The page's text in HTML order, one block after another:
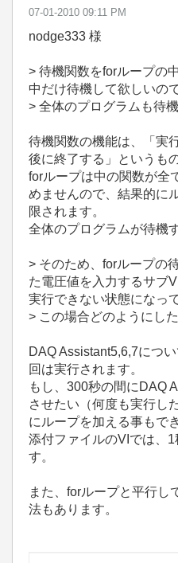
‎07-01-2010 09:11 PM
nodge333 様
> 待機関数をforループの
中だけ待機して欲しいの
> 全体のプログラムも待
待機関数の機能は、「実
後に終了する」というも
forループは中の関数が全
めませんので、結果的に
限されます。
全体のプログラムが待機
> そのため、forループの
た電圧値を入力するサブ
実行できない状態になっ
> この場合どのようにし
DAQ Assistant5,6,7につ
回は実行されます。
もし、300秒の間にDAQ
させたい（何度も実行し
にループを加える事もで
添付ファイルのVIでは、
す。
また、forループと平行し
法もあります。